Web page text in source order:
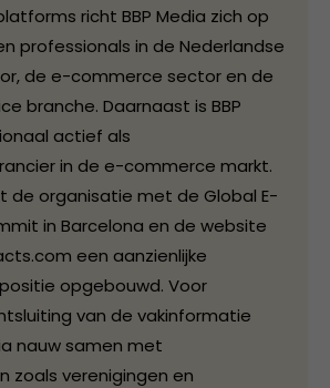
richt BBP Media zich op
professionals in de Nederlandse
de e-commerce sector en de
branche. Daarnaast is BBP
actief als
in de e-commerce markt.
de organisatie met de Global E-
in Barcelona en de website
een aanzienlijke
opgebouwd. Voor
van de vakinformatie
nauw samen met
zoals verenigingen en